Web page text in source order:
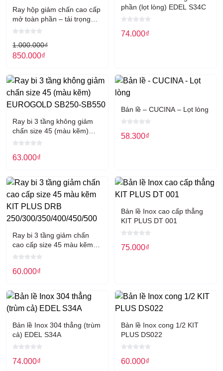
Miễn phí giao hàng lắp đặt tại TPHCM và Hà Nội.Sản phẩm
cam kết chính hãng 100%.
Chính sách bảo hành chính hãng sản phẩm lên đến 3 năm.
đặt hàng và được tư vấn chi tiết hơn về sản phẩm.
Hoặc ghé đến với showroom chúng tôi:
0907.262.388 – 0901.382.555
Ray hộp giảm chấn cao cấp
mở toàn phần – tải trọng
40kg EUROGOLD EUSE1
1.000.000₫
850.000₫
phần (lọt lòng) EDEL S34C
74.000₫
Ray bi 3 tầng không giảm
chấn size 45 (màu kẽm)
EUROGOLD SB250-SB550
63.000₫
Bản lề – CUCINA – Lọt lòng
58.300₫
Ray bi 3 tầng giảm chấn
cao cấp size 45 màu kẽm
KIT PLUS DRB
60.000₫
Bản lề Inox cao cấp thẳng
KIT PLUS DT 001
75.000₫
Bản lề Inox 304 thẳng (trùm
cả) EDEL S34A
74.000₫
Bản lề Inox cong 1/2 KIT
PLUS DS022
60.000₫